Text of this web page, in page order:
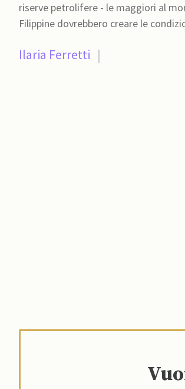
riserve petrolifere - le maggiori al mondo - nelle
Filippine dovrebbero creare le
Ilaria Ferretti |